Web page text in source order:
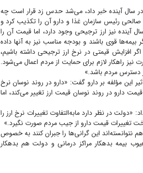
سال آینده خبر داد، می‌شد حدس زد قرار است چه
صالحی رئیس سازمان غذا و دارو آن را تکذیب کرد و
نیز ارز ترجیحی وجود دارد، اما قیمت آن را
قوی باشند و بودجه مناسب نیز به آنها داده
افزایش قیمتی در نرخ ارز ترجیحی داشته باشیم،
راهکار لازم برای حمایت از مردم اعمال می‌شود.
دسترس مردم باشد.»
این مؤلفه بر دارو گفت: «دارو در روند نوسان نرخ
دارو در روند نوسان قیمت ارز تغییر می‌کند، اما
در نظر دارد مابه‌التفاوت تغییرات نرخ ارز را
تغییرات قیمت دارو از جیب مردم صورت نگیرد.»
نتوانسته‌اند این گرانی‌ها را جبران کنند به خصوص
بیمه بدهکار مراکز درمانی و دولت هم بدهکار